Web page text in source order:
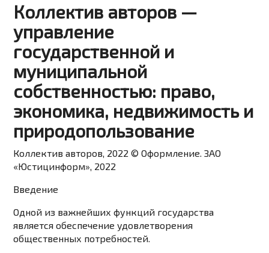
Коллектив авторов —
управление
государственной и
муниципальной
собственностью: право,
экономика, недвижимость и
природопользование
Коллектив авторов, 2022 © Оформление. ЗАО
«Юстицинформ», 2022
Введение
Одной из важнейших функций государства
является обеспечение удовлетворения
общественных потребностей.